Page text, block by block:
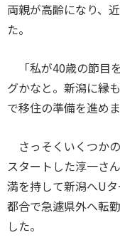
両親が高齢になり、
た。
「私が40歳の節目
グかなと。新潟に縁
で移住の準備を進め
さっそくいくつか
スタートした淳一さ
満を持して新潟へU
都合で急遽県外へ転
した。